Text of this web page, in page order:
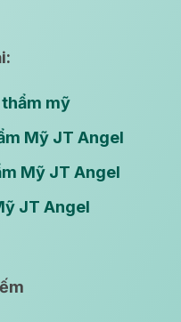
mỹ
Mỹ JT Angel
Mỹ JT Angel
JT Angel